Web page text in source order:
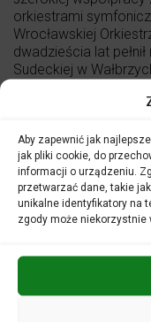
Aby zapewnić jak
jak pliki cookie, do
informacji o urządzeniu.
przetwarzać dane, takie
unikalne identyfikatory na
zgody może niekorzystnie
orkiestrami
Wrocławskiej
dwadzieścia lat
Sudeckiej w
Symfonicznej. Od
Wratislavia.
koncertowe, grając w
Argentynie, na
Wołczyk oprócz
muzyką kameralną,
Polsce i poza jej
W swoim dorobku
kameralnej i